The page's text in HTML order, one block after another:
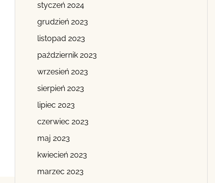
styczeń 2024
grudzień 2023
listopad 2023
październik 2023
wrzesień 2023
sierpień 2023
lipiec 2023
czerwiec 2023
maj 2023
kwiecień 2023
marzec 2023